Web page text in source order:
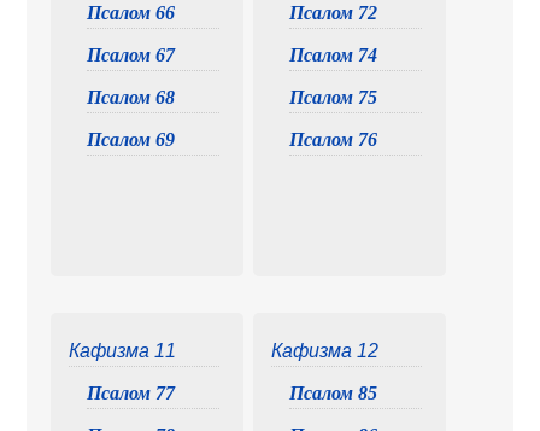
Псалом 66
Псалом 67
Псалом 68
Псалом 69
Псалом 72
Псалом 74
Псалом 75
Псалом 76
Кафизма 11
Псалом 77
Кафизма 12
Псалом 85